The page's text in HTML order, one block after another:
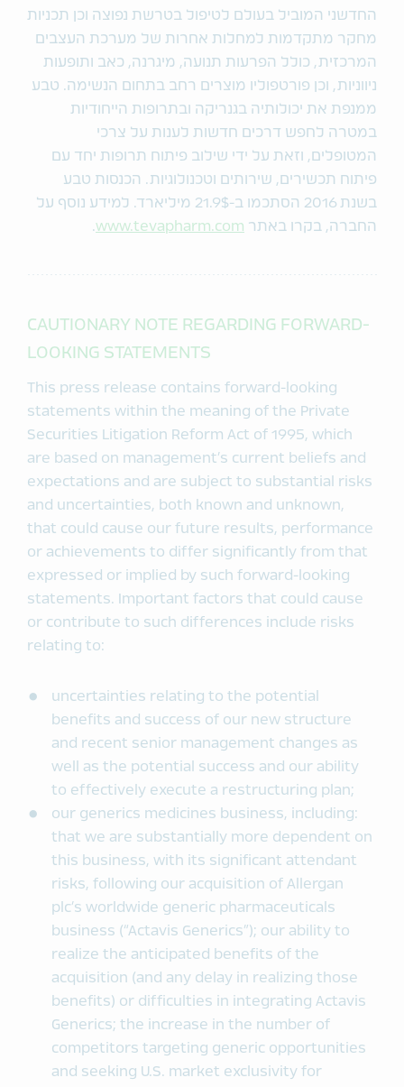
החדשני המוביל בעולם לטיפול בטרשת נפוצה וכן תכניות
מחקר מתקדמות למחלות אחרות של מערכת העצבים
המרכזית, כולל הפרעות תנועה, מיגרנה, כאב ותופעות
ניווניות, וכן פורטפוליו מוצרים רחב בתחום הנשימה. טבע
ממנפת את יכולותיה בגנריקה ובתרופות הייחודיות
במטרה לחפש דרכים חדשות לענות על צרכי
המטופלים, וזאת על ידי שילוב פיתוח תרופות יחד עם
פיתוח תכשירים, שירותים וטכנולוגיות. הכנסות טבע
בשנת 2016 הסתכמו ב-21.9$ מיליארד. למידע נוסף על
החברה, בקרו באתר www.tevapharm.com
.
CAUTIONARY NOTE REGARDING FORWARD-
LOOKING STATEMENTS
This press release contains forward-looking
statements within the meaning of the Private
Securities Litigation Reform Act of 1995, which
are based on management’s current beliefs and
expectations and are subject to substantial risks
and uncertainties, both known and unknown,
that could cause our future results, performance
or achievements to differ significantly from that
expressed or implied by such forward-looking
statements. Important factors that could cause
or contribute to such differences include risks
relating to:
uncertainties relating to the potential
benefits and success of our new structure
and recent senior management changes as
well as the potential success and our ability
to effectively execute a restructuring plan;
our generics medicines business, including:
that we are substantially more dependent on
this business, with its significant attendant
risks, following our acquisition of Allergan
plc’s worldwide generic pharmaceuticals
business (“Actavis Generics”); our ability to
realize the anticipated benefits of the
acquisition (and any delay in realizing those
benefits) or difficulties in integrating Actavis
Generics; the increase in the number of
competitors targeting generic opportunities
and seeking U.S. market exclusivity for